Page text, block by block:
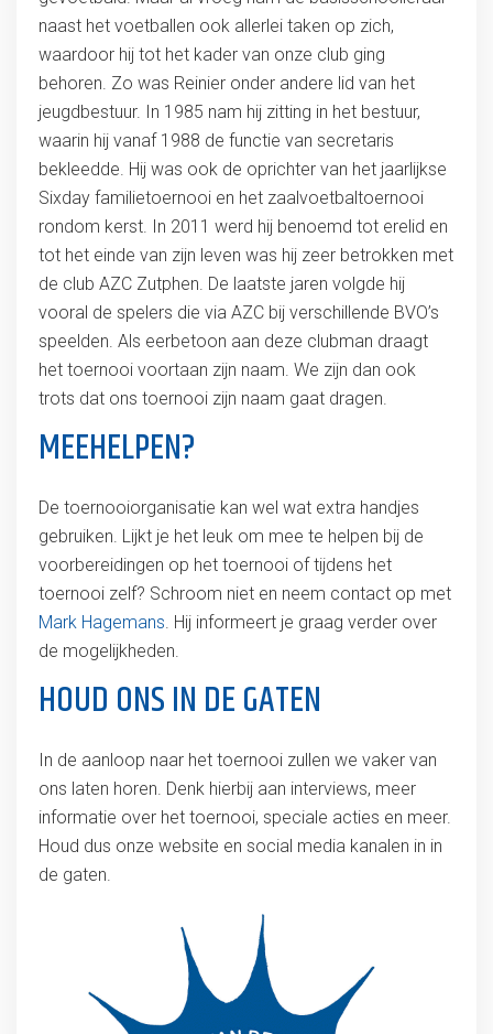
naast het voetballen ook allerlei taken op zich,
waardoor hij tot het kader van onze club ging
behoren. Zo was Reinier onder andere lid van het
jeugdbestuur. In 1985 nam hij zitting in het bestuur,
waarin hij vanaf 1988 de functie van secretaris
bekleedde. Hij was ook de oprichter van het jaarlijkse
Sixday familietoernooi en het zaalvoetbaltoernooi
rondom kerst. In 2011 werd hij benoemd tot erelid en
tot het einde van zijn leven was hij zeer betrokken met
de club AZC Zutphen. De laatste jaren volgde hij
vooral de spelers die via AZC bij verschillende BVO’s
speelden. Als eerbetoon aan deze clubman draagt
het toernooi voortaan zijn naam. We zijn dan ook
trots dat ons toernooi zijn naam gaat dragen.
MEEHELPEN?
De toernooiorganisatie kan wel wat extra handjes
gebruiken. Lijkt je het leuk om mee te helpen bij de
voorbereidingen op het toernooi of tijdens het
toernooi zelf? Schroom niet en neem contact op met
Mark Hagemans. Hij informeert je graag verder over
de mogelijkheden.
HOUD ONS IN DE GATEN
In de aanloop naar het toernooi zullen we vaker van
ons laten horen. Denk hierbij aan interviews, meer
informatie over het toernooi, speciale acties en meer.
Houd dus onze website en social media kanalen in in
de gaten.